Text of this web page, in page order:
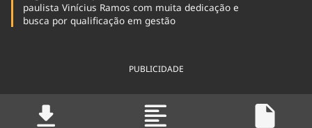
paulista Vinícius Ramos com muita dedicação e
busca por qualificação em gestão
PUBLICIDADE